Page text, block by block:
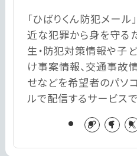
「ひばりくん防犯メール
近な犯罪から身を守る
生・防犯対策情報や子
け事案情報、交通事故
せなどを希望者のパソ
ルで配信するサービスで